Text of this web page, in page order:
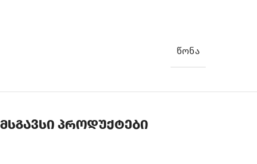
ᲬᲝᲜᲐ
მსგავსი პროდუქტები